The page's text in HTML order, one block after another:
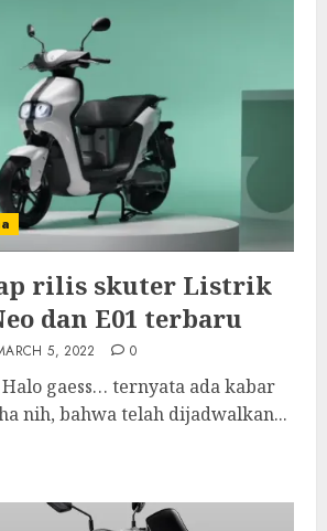
rilis skuter Listrik
dan E01 terbaru
5, 2022 0
gaess… ternyata ada kabar
nih, bahwa telah dijadwalkan...